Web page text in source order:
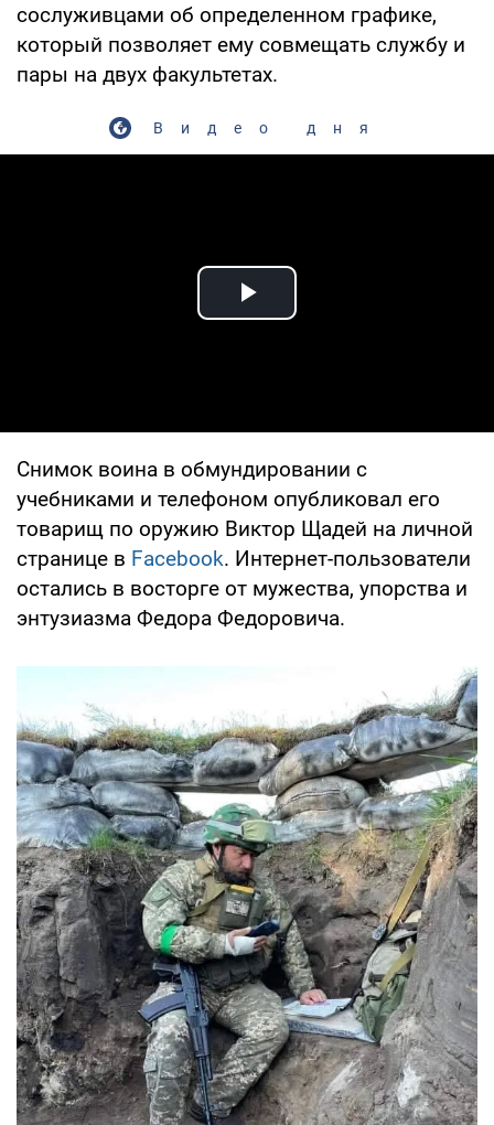
сослуживцами об определенном графике,
который позволяет ему совмещать службу и
пары на двух факультетах.
Видео дня
Play Video
Снимок воина в обмундировании с
учебниками и телефоном опубликовал его
товарищ по оружию Виктор Щадей на личной
странице в Facebook. Интернет-пользователи
остались в восторге от мужества, упорства и
энтузиазма Федора Федоровича.